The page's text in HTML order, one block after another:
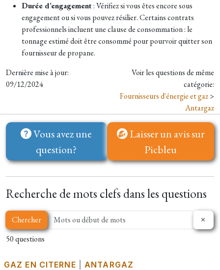
Durée d’engagement: Vérifiez si vous êtes encore sous
engagement ou si vous pouvez résilier. Certains contrats
professionnels incluent une clause de consommation : le
tonnage estimé doit être consommé pour pourvoir quitter son
fournisseur de propane.
Dernière mise à jour:
09/12/2024
Voir les questions de même
catégorie:
Fournisseurs d'énergie et gaz>
Antargaz
Vous avez une
question?
Laisser un avis sur
Picbleu
Recherche de mots clefs dans les questions
Chercher
50 questions
GAZ EN CITERNE |ANTARGAZ